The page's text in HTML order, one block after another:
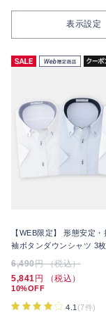
表示設定
【WEB限定】 形態安定
袖ボタンダウンシャツ 3
6,490円 （税込）
5,841 円 （税込）
10%OFF
4.1(7件)